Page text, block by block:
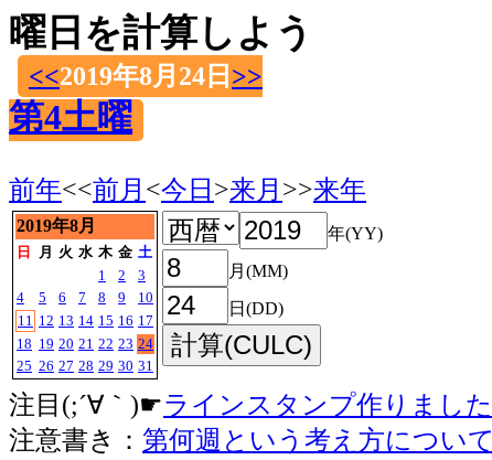
曜日を計算しよう
<<2019年8月24日 >>
第4土曜
前年<<前月 <今日 >来月 >>来年
2019年8月
日 月 火 水 木 金 土
1
2
3
4
5 6 7 8 9
10
11 12 13 14 15 16 17
18 19 20 21 22 23 24
25 26 27 28 29 30 31
年(YY)
月(MM)
日(DD)
注目(;´∀｀)☛ラインスタンプ作りました
注意書き： 第何週という考え方について